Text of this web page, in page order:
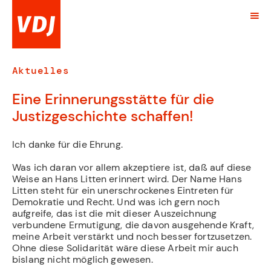
Aktuelles
Eine Erinnerungsstätte für die
Justizgeschichte schaffen!
Ich danke für die Ehrung.
Was ich daran vor allem akzeptiere ist, daß auf diese
Weise an Hans Litten erinnert wird. Der Name Hans
Litten steht für ein unerschrockenes Eintreten für
Demokratie und Recht. Und was ich gern noch
aufgreife, das ist die mit dieser Auszeichnung
verbundene Ermutigung, die davon ausgehende Kraft,
meine Arbeit verstärkt und noch besser fortzusetzen.
Ohne diese Solidarität wäre diese Arbeit mir auch
bislang nicht möglich gewesen.